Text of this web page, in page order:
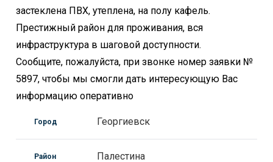
застеклена ПВХ, утеплена, на полу кафель.
Престижный район для проживания, вся
инфраструктура в шаговой доступности.
Сообщите, пожалуйста, при звонке номер заявки №
5897, чтобы мы смогли дать интересующую Вас
информацию оперативно
Город Георгиевск
Район Палестина